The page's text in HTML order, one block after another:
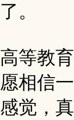
。
等教
相信
觉，